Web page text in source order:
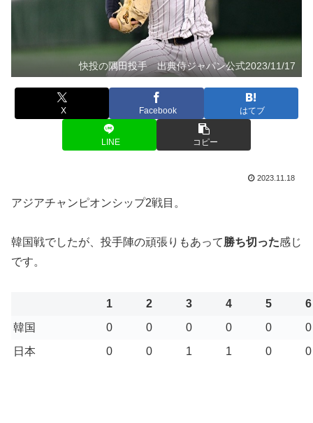
快投の隅田投手 出典侍ジャパン公式2023/11/17
X Facebook はてブ
LINE コピー
2023.11.18
アジアチャンピオンシップ2戦目。
韓国戦でしたが、投手陣の頑張りもあって勝ち切った感じ
です。
1 2 3 4 5
6
韓国
0 0 0 0 0
0
日本
0 0 1 1 0 0